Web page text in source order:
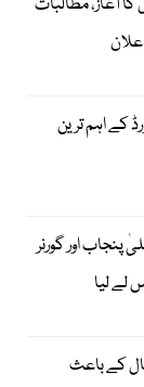
آغاز، مطالبات
کے اہم ترین
پنجاب اور گورنر
لے لیا
کے باعث